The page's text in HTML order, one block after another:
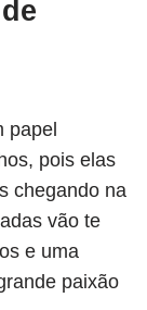
papel
pois elas
chegando na
vão te
e uma
paixão